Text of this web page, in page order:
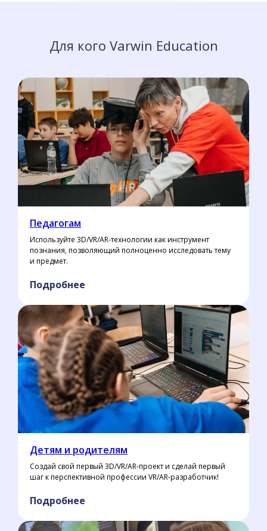
Для кого Varwin Education
Педагогам
Используйте 3D/VR/AR-технологии как инструмент
познания, позволяющий полноценно исследовать тему
и предмет.
Подробнее
Детям и родителям
Создай свой первый 3D/VR/AR-проект и сделай первый
шаг к перспективной профессии VR/AR-разработчик!
Подробнее